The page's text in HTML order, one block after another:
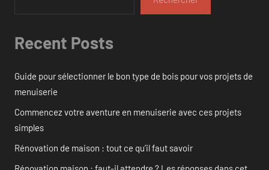
Recent Posts
Guide pour sélectionner le bon type de bois pour vos projets de
menuiserie
Commencez votre aventure en menuiserie avec ces projets
simples
Rénovation de maison : tout ce qu’il faut savoir